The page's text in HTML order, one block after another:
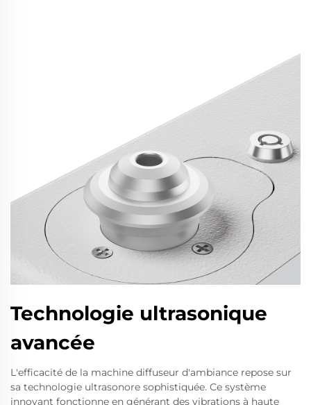
Technologie ultrasonique
avancée
L'efficacité de la machine diffuseur d'ambiance repose sur
sa technologie ultrasonore sophistiquée. Ce système
innovant fonctionne en générant des vibrations à haute